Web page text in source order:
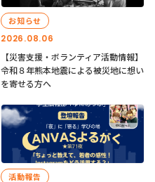
2026.08.06
お知らせ
【災害支援・ボランティア活動情報】
令和８年熊本地震による被災地に想い
を寄せる方へ
活動報告